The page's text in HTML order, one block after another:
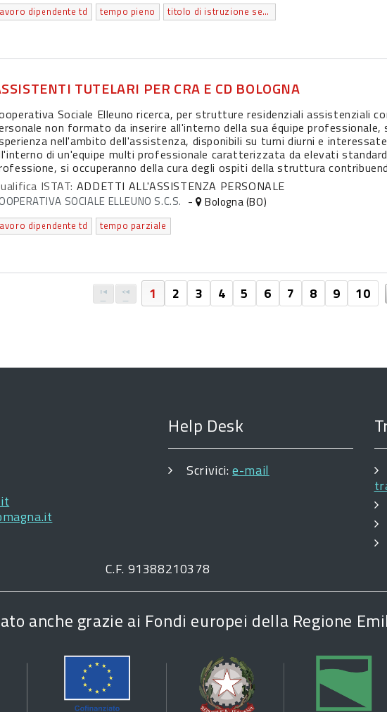
dipendente td tempo pieno titolo di istruzione secondaria superiore (scolastica ed extrascolastica) che non permette l’accesso all’universita'
TUTELARI PER CRA E CD BOLOGNA
Sociale Elleuno ricerca, per strutture residenziali assistenziali
non formato da inserire all'interno della sua équipe
nell'ambito dell'assistenza, disponibili su turni diurni e
di un'equipe multi professionale caratterizzata da elevati
si occuperanno della cura degli ospiti della struttura
ISTAT: ADDETTI ALL'ASSISTENZA PERSONALE
SOCIALE ELLEUNO S.C.S. - Bologna (BO)
dipendente td tempo parziale
1 2 3 4 5 6 7 8 9 10
Help Desk
Scrivici:e-mail
C.F. 91388210378
anche grazie ai Fondi europei della Regione